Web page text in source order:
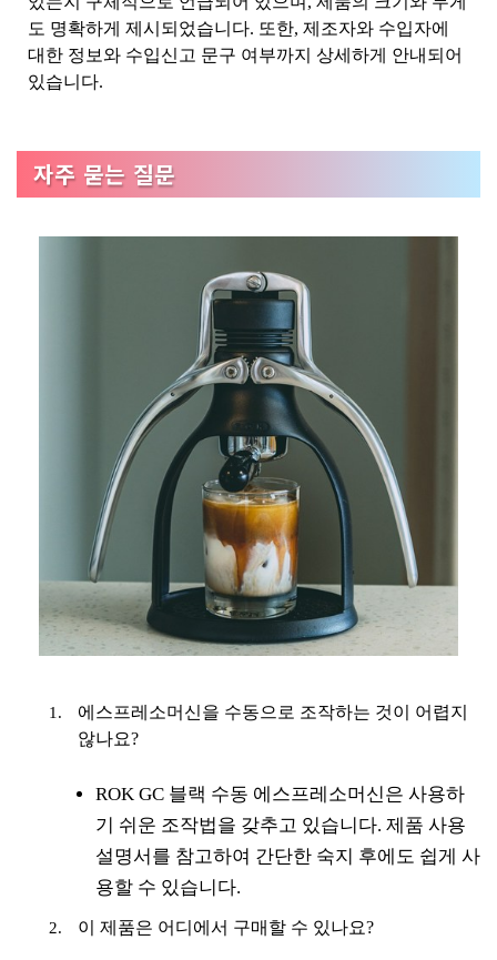
도 명확하게 제시되었습니다. 또한, 제조자와 수입자에
대한 정보와 수입신고 문구 여부까지 상세하게 안내되어
있습니다.
자주 묻는 질문
에스프레소머신을 수동으로 조작하는 것이 어렵지
않나요?
ROK GC 블랙 수동 에스프레소머신은 사용하
기 쉬운 조작법을 갖추고 있습니다. 제품 사용
설명서를 참고하여 간단한 숙지 후에도 쉽게 사
용할 수 있습니다.
이 제품은 어디에서 구매할 수 있나요?